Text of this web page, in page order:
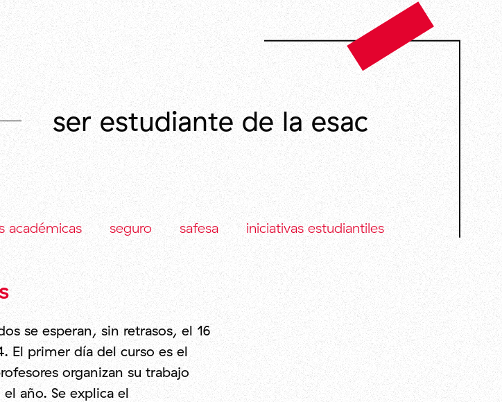
ser estudiante de la esac
académicas seguro safesa iniciativas estudiantiles
se esperan, sin retrasos, el 16
El primer día del curso es el
organizan su trabajo
año. Se explica el